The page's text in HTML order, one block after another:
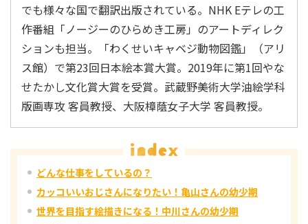
でも様々な国で翻訳出版されている。NHK Eテレの工
作番組「ノージーのひらめき工房」のアートディレク
ションも担当。「わくせいキャベジ動物図鑑」（アリ
ス館）で第23回日本絵本賞大賞。2019年に第1回やな
せたかし文化賞大賞を受賞。武蔵野美術大学油絵学科
版画専攻 客員教授、大阪樟蔭女子大学 客員教授。
どんな仕事をしているの？
カッコいいおじさんになりたい！亀山さんの幼少期
世界を目指す絵描きになる！中川さんの幼少期